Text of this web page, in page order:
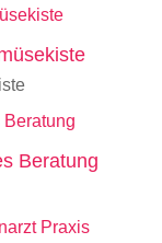
Beratung